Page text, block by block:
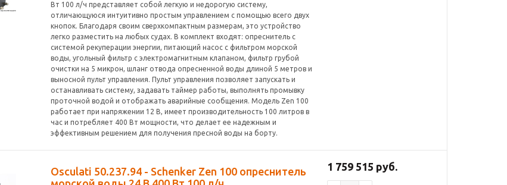
Вт 100 л/ч представляет собой легкую и недорогую систему,
отличающуюся интуитивно простым управлением с помощью всего двух
кнопок. Благодаря своим сверхкомпактным размерам, это устройство
легко разместить на любых судах. В комплект входят: опреснитель с
системой рекуперации энергии, питающий насос с фильтром морской
воды, угольный фильтр с электромагнитным клапаном, фильтр грубой
очистки на 5 микрон, шланг отвода опресненной воды длиной 5 метров и
выносной пульт управления. Пульт управления позволяет запускать и
останавливать систему, задавать таймер работы, выполнять промывку
проточной водой и отображать аварийные сообщения. Модель Zen 100
работает при напряжении 12 В, имеет производительность 100 литров в
час и потребляет 400 Вт мощности, что делает ее надежным и
эффективным решением для получения пресной воды на борту.
Osculati 50.237.94 - Schenker Zen 100 опреснитель
1 759 515 руб.